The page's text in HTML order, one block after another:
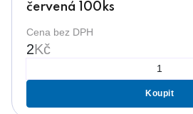
červená 100ks
Cena bez DPH
2Kč
Koupit